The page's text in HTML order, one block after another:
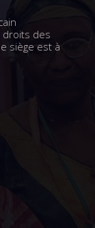
droits des
siège est à